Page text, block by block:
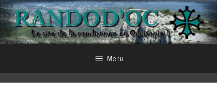
Aller
au
contenu
Menu